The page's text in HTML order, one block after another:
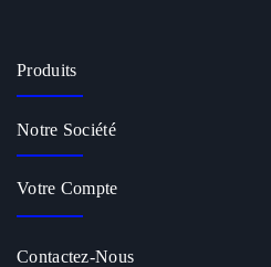
Produits
Notre Société
Votre Compte
Contactez-Nous